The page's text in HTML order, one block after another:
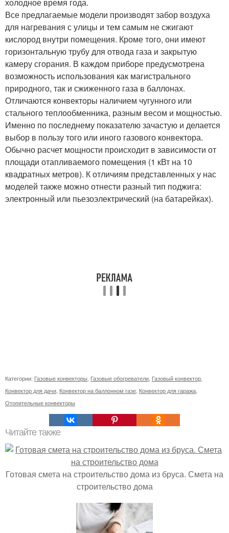
Все предлагаемые модели производят забор воздуха
для нагревания с улицы и тем самым не сжигают
кислород внутри помещения. Кроме того, они имеют
горизонтальную трубу для отвода газа и закрытую
камеру сгорания. В каждом приборе предусмотрена
возможность использования как магистрального
природного, так и сжиженного газа в баллонах.
Отличаются конвекторы наличием чугунного или
стального теплообменника, разным весом и мощностью.
Именно по последнему показателю зачастую и делается
выбор в пользу того или иного газового конвектора.
Обычно расчет мощности происходит в зависимости от
площади отапливаемого помещения (1 кВт на 10
квадратных метров). К отличиям представленных у нас
моделей также можно отнести разный тип поджига:
электронный или пьезоэлектрический (на батарейках).
Категории: Газовые конвекторы Газовые обогреватели Газовый конвектор
Конвектор для дачи Конвектор на баллонном газе Конвектор для гаража
Отопительные конвекторы
Читайте также
Готовая смета на строительство дома из бруса. Смета на
строительство дома